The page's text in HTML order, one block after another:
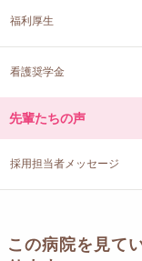
福利厚生
看護奨学金
先輩たちの声
採用担当者メッセージ
この病院を見て